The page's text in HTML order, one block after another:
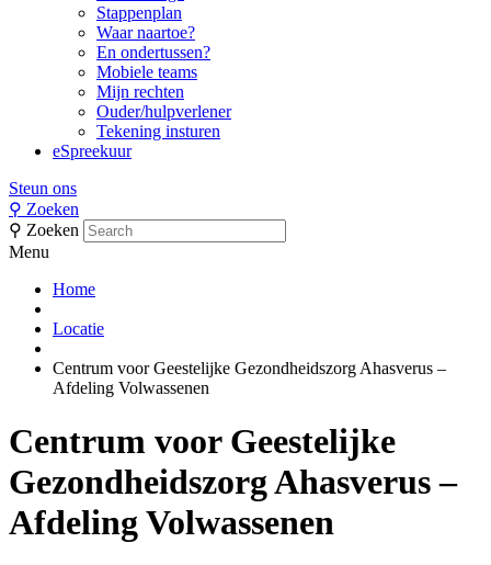
Stappenplan
Waar naartoe?
En ondertussen?
Mobiele teams
Mijn rechten
Ouder/hulpverlener
Tekening insturen
eSpreekuur
Steun ons
⚲ Zoeken
⚲ Zoeken
Menu
Home
Locatie
Centrum voor Geestelijke Gezondheidszorg Ahasverus –
Afdeling Volwassenen
Centrum voor Geestelijke
Gezondheidszorg Ahasverus –
Afdeling Volwassenen